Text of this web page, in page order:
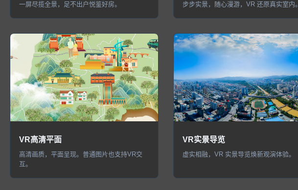
一屏尽揽全景，足不出户悦鉴好房。 步步实景，随心漫游，VR 还原真实室内。
VR高清平面
高清画质，平面呈现。普通图片也支持VR交
互。
VR实景导览
虚实相融，VR 实景导览焕新观演体验。